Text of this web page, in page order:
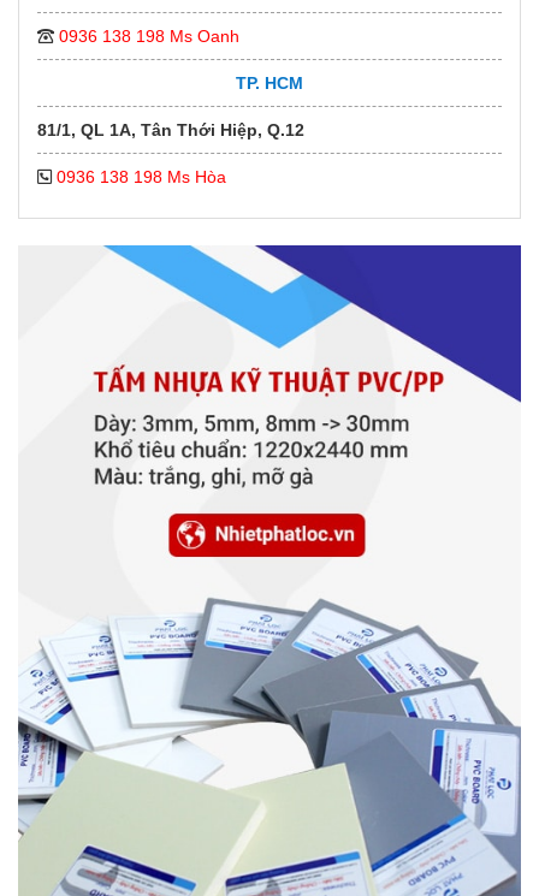
0936 138 198 Ms Oanh
TP. HCM
81/1, QL 1A, Tân Thới Hiệp, Q.12
0936 138 198 Ms Hòa